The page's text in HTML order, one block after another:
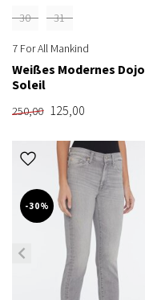
30 31
7 For All Mankind
Weißes Modernes Dojo
Soleil
250,00 125,00
-30%